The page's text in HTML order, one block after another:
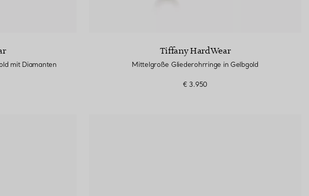
mit Diamanten
Tiffany HardWear
Mittelgroße Gliederohrringe in Gelbgold
€ 3.950